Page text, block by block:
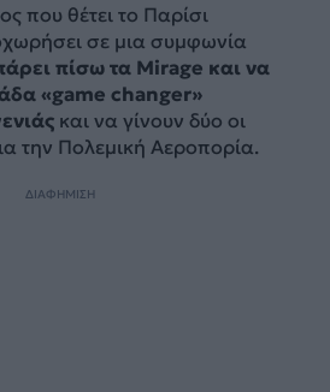
που θέτει το Παρίσι
σε μια συμφωνία
πίσω τα Mirage και να
«game changer»
και να γίνουν δύο οι
την Πολεμική Αεροπορία.
ΔΙΑΦΗΜΙΣΗ